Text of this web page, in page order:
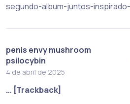
segundo-album-juntos-
penis envy mushroom
psilocybin
4 de abril de 2025
… [Trackback]